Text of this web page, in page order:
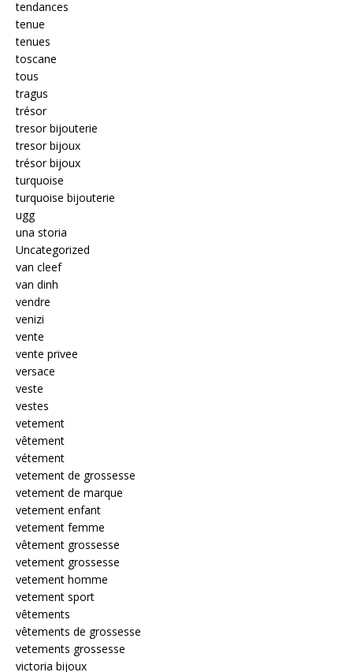
tendances
tenue
tenues
toscane
tous
tragus
trésor
tresor bijouterie
tresor bijoux
trésor bijoux
turquoise
turquoise bijouterie
ugg
una storia
Uncategorized
van cleef
van dinh
vendre
venizi
vente
vente privee
versace
veste
vestes
vetement
vêtement
vétement
vetement de grossesse
vetement de marque
vetement enfant
vetement femme
vêtement grossesse
vetement grossesse
vetement homme
vetement sport
vêtements
vêtements de grossesse
vetements grossesse
victoria bijoux